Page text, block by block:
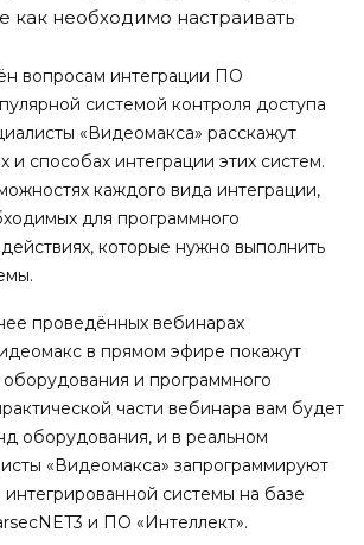
необходимо настраивать
вопросам интеграции ПО
системой контроля доступа
«Видеомакса» расскажут
и способах интеграции этих систем.
каждого вида интеграции,
для программного
которые нужно выполнить
проведённых вебинарах
в прямом эфире покажут
и программного
части вебинара вам будет
оборудования, и в реальном
«Видеомакса» запрограммируют
системы на базе
и ПО «Интеллект».